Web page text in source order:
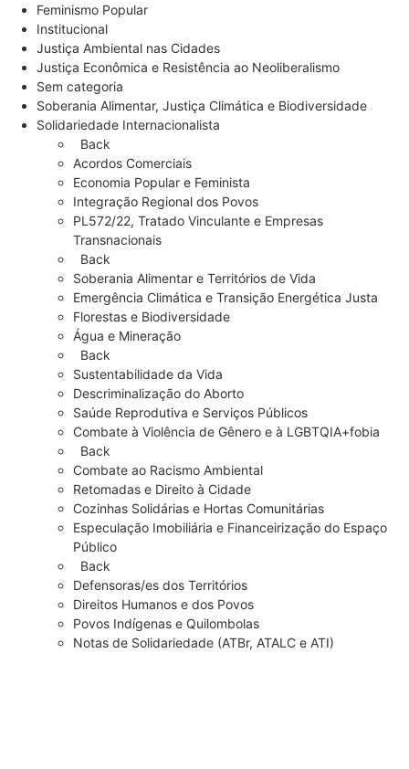
Feminismo Popular
Institucional
Justiça Ambiental nas Cidades
Justiça Econômica e Resistência ao Neoliberalismo
Sem categoria
Soberania Alimentar, Justiça Climática e Biodiversidade
Solidariedade Internacionalista
Back
Acordos Comerciais
Economia Popular e Feminista
Integração Regional dos Povos
PL572/22, Tratado Vinculante e Empresas
Transnacionais
Back
Soberania Alimentar e Territórios de Vida
Emergência Climática e Transição Energética Justa
Florestas e Biodiversidade
Água e Mineração
Back
Sustentabilidade da Vida
Descriminalização do Aborto
Saúde Reprodutiva e Serviços Públicos
Combate à Violência de Gênero e à LGBTQIA+fobia
Back
Combate ao Racismo Ambiental
Retomadas e Direito à Cidade
Cozinhas Solidárias e Hortas Comunitárias
Especulação Imobiliária e Financeirização do Espaço
Público
Back
Defensoras/es dos Territórios
Direitos Humanos e dos Povos
Povos Indígenas e Quilombolas
Notas de Solidariedade (ATBr, ATALC e ATI)